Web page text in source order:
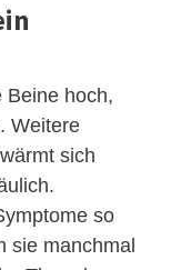
Beine hoch,
Weitere
sich
so
sie manchmal